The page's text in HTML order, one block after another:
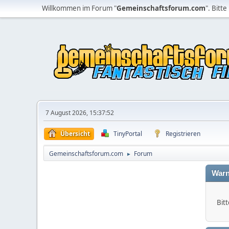
Willkommen im Forum "Gemeinschaftsforum.com". Bitte
7 August 2026, 15:37:52
Übersicht TinyPortal Registrieren
Gemeinschaftsforum.com ► Forum